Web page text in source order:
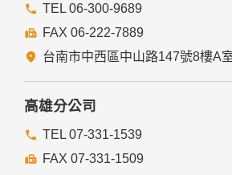
六、Cookie之使用
為了提供您最佳的服務，本網站會在您的
們的Cookie，若您不願接受Cookie的寫
瀏覽器功能項中設定隱私權等級為高，即
七、隱私權保護政策之修正
款將刊登於網站上。
TEL 06-300-9689
FAX 06-222-7889
台南市中西區中山路147號8樓A
高雄分公司
TEL 07-331-1539
FAX 07-331-1509